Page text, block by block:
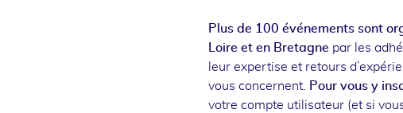
Plus de 100 événements sont
Loire et en Bretagne par les
leur expertise et retours
vous concernent. Pour vous y
votre compte utilisateur (et si